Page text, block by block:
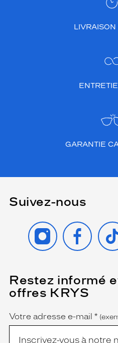
GARANTIE
Suivez-nous
INSTAGRAMFACEBOOK
Restez informé
offres KRYS
Name
Votre adresse e-mail *
(Ce
champ
est
obligatoire)